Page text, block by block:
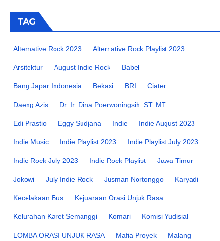
TAG
Alternative Rock 2023 Alternative Rock Playlist 2023
Arsitektur August Indie Rock Babel
Bang Japar Indonesia Bekasi BRI Ciater
Daeng Azis Dr. Ir. Dina Poerwoningsih. ST. MT.
Edi Prastio Eggy Sudjana Indie Indie August 2023
Indie Music Indie Playlist 2023 Indie Playlist July 2023
Indie Rock July 2023 Indie Rock Playlist Jawa Timur
Jokowi July Indie Rock Jusman Nortonggo Karyadi
Kecelakaan Bus Kejuaraan Orasi Unjuk Rasa
Kelurahan Karet Semanggi Komari Komisi Yudisial
LOMBA ORASI UNJUK RASA Mafia Proyek Malang